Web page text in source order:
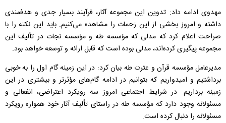
مهدوی ادامه داد: تدوین این مجموعه آثار، فرآیند بسیار جدی و هدفمندی
داشته و امروز بخشی از این زحمات را مشاهده می‌کنیم. باید این نکته را با
صراحت اعلام کرد که مدلی که مؤسسه طه و مؤسسه نجات در تألیف این
مجموعه پیگیری کرده‌اند، مدلی بوده است که قابل ارائه و توسعه خواهد بود.
مدیرعامل مؤسسه قرآن و عترت طه بیان کرد: در این زمینه گام اول را به خوبی
برداشتیم و امیدواریم که بتوانیم در ادامه گام‌های مؤثرتر و ‌بیشتری در این
زمینه برداریم. در شرایط اجتماعی امروز سه رویکرد اعتراضی، انفعالی و
مسئولانه وجود دارد که مؤسسه طه در راستای تألیف آثار خود همواره رویکرد
مسئولانه را دنبال کرده است.